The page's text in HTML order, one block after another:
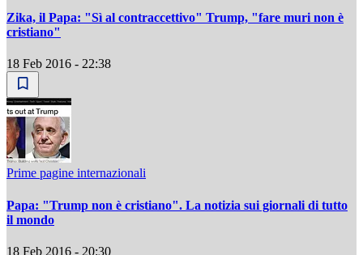
Zika, il Papa: "Sì al contraccettivo" Trump, "fare muri non è
cristiano"
18 Feb 2016 - 22:38
Prime pagine internazionali
Papa: "Trump non è cristiano". La notizia sui giornali di tutto
il mondo
18 Feb 2016 - 20:30